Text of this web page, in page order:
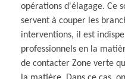
opérations d'élagage. Ce
servent à couper les
interventions, il est
professionnels en la
de contacter Zone verte